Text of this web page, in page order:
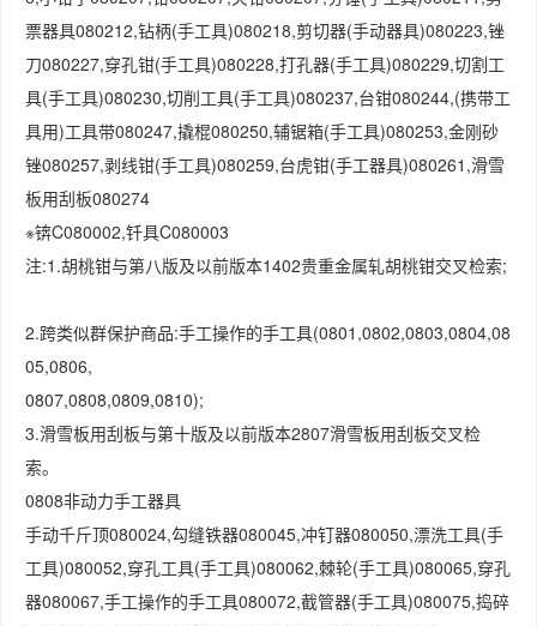
票器具080212,钻柄(手工具)080218,剪切器(手动器具)080223,锉
刀080227,穿孔钳(手工具)080228,打孔器(手工具)080229,切割工
具(手工具)080230,切削工具(手工具)080237,台钳080244,(携带工
具用)工具带080247,撬棍080250,辅锯箱(手工具)080253,金刚砂
锉080257,剥线钳(手工具)080259,台虎钳(手工器具)080261,滑雪
板用刮板080274
※锛C080002,钎具C080003
注:1.胡桃钳与第八版及以前版本1402贵重金属轧胡桃钳交叉检索;
2.跨类似群保护商品:手工操作的手工具(0801,0802,0803,0804,08
05,0806,
0807,0808,0809,0810);
3.滑雪板用刮板与第十版及以前版本2807滑雪板用刮板交叉检
索。
0808非动力手工器具
手动千斤顶080024,勾缝铁器080045,冲钉器080050,漂洗工具(手
工具)080052,穿孔工具(手工具)080062,棘轮(手工具)080065,穿孔
器080067,手工操作的手工具080072,截管器(手工具)080075,捣碎